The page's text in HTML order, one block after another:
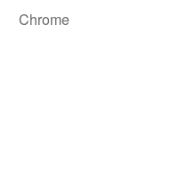
Chrome